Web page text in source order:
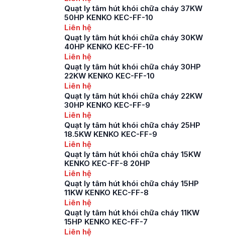
Quạt ly tâm hút khói chữa cháy 37KW
50HP KENKO KEC-FF-10
Liên hệ
Quạt ly tâm hút khói chữa cháy 30KW
40HP KENKO KEC-FF-10
Liên hệ
Quạt ly tâm hút khói chữa cháy 30HP
22KW KENKO KEC-FF-10
Liên hệ
Quạt ly tâm hút khói chữa cháy 22KW
30HP KENKO KEC-FF-9
Liên hệ
Quạt ly tâm hút khói chữa cháy 25HP
18.5KW KENKO KEC-FF-9
Liên hệ
Quạt ly tâm hút khói chữa cháy 15KW
KENKO KEC-FF-8 20HP
Liên hệ
Quạt ly tâm hút khói chữa cháy 15HP
11KW KENKO KEC-FF-8
Liên hệ
Quạt ly tâm hút khói chữa cháy 11KW
15HP KENKO KEC-FF-7
Liên hệ